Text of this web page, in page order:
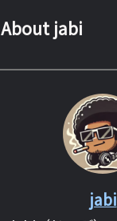
About jabi
jabi